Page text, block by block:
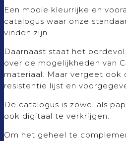
Een mooie kleurrijke en
catalogus waar onze
vinden zijn.
Daarnaast staat het
over de mogelijkheden van
materiaal. Maar vergeet ook
resistentie lijst en
De catalogus is zowel als
ook digitaal te verkrijgen.
Om het geheel te